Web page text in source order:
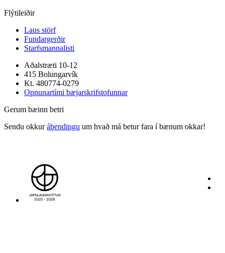
Flýtileiðir
Laus störf
Fundargerðir
Starfsmannalisti
Aðalstræti 10-12
415 Bolungarvík
Kt. 480774-0279
Opnunartími bæjarskrifstofunnar
Gerum bæinn betri
Sendu okkurábendingu um hvað má betur fara í bænum okkar!